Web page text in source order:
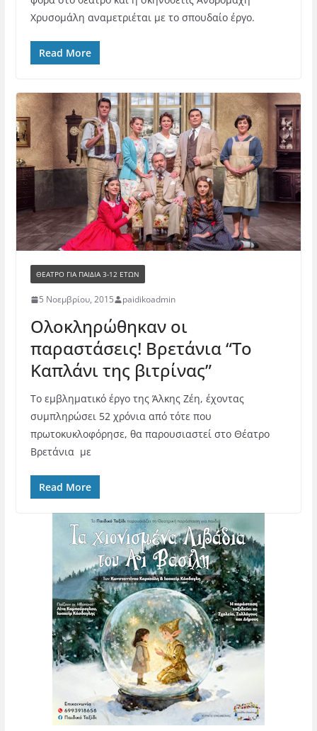
Χρυσομάλη αναμετριέται με το σπουδαίο έργο.
Read More
ΘΈΑΤΡΟ ΓΙΑ ΠΑΙΔΙΆ 3-12 ΕΤΏΝ
5 Νοεμβρίου, 2015 paidikoadmin
Ολοκληρώθηκαν οι
παραστάσεις! Βρετάνια “Το
Καπλάνι της βιτρίνας”
Το εμβληματικό έργο της Άλκης Ζέη, έχοντας
συμπληρώσει 52 χρόνια από τότε που
πρωτοκυκλοφόρησε, θα παρουσιαστεί στο Θέατρο
Βρετάνια με
Read More